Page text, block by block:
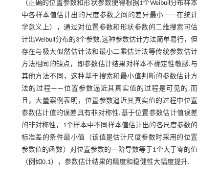
（正确的位置参数和形状参数使得根据1个Weibull分布样本
中各样本值估计出的尺度参数之间的差异最小——在统计
学意义上），通过对位置参数和形状参数的二维搜索可估
计出Weibull分布的3个参数.这种参数估计方法简单易行，但
存在与极大似然估计法和最小二乘估计法等传统参数估计
方法相同的缺点，即参数估计结果对样本不确定性敏感.与
其他方法不同，这种基于搜索和最小值判断的参数估计方
法的过程——位置参数逼近其真实值的过程是可见的.而
且，大量案例表明，位置参数逼近其真实值的过程中位置
参数估计值的误差具有非对称性.基于位置参数估计值误差
的非对称性，1个样本中不同样本值估计出的各尺度参数的
标准差的条件最小值（该值是估计尺度参数时采用的位置
参数值的函数）对位置参数的一阶导数等于1个大于零的值
（例如0.1），参数估计结果的精度和稳健性大幅度提升.